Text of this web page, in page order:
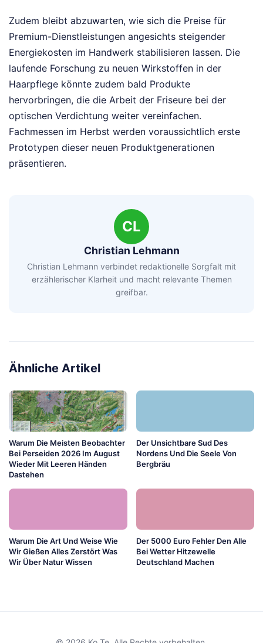
Zudem bleibt abzuwarten, wie sich die Preise für
Premium-Dienstleistungen angesichts steigender
Energiekosten im Handwerk stabilisieren lassen. Die
laufende Forschung zu neuen Wirkstoffen in der
Haarpflege könnte zudem bald Produkte
hervorbringen, die die Arbeit der Friseure bei der
optischen Verdichtung weiter vereinfachen.
Fachmessen im Herbst werden voraussichtlich erste
Prototypen dieser neuen Produktgenerationen
präsentieren.
CL
Christian Lehmann
Christian Lehmann verbindet redaktionelle Sorgfalt mit
erzählerischer Klarheit und macht relevante Themen
greifbar.
Ähnliche Artikel
Warum Die Meisten Beobachter
Bei Perseiden 2026 Im August
Wieder Mit Leeren Händen
Dastehen
Der Unsichtbare Sud Des
Nordens Und Die Seele Von
Bergbräu
Warum Die Art Und Weise Wie
Wir Gießen Alles Zerstört Was
Wir Über Natur Wissen
Der 5000 Euro Fehler Den Alle
Bei Wetter Hitzewelle
Deutschland Machen